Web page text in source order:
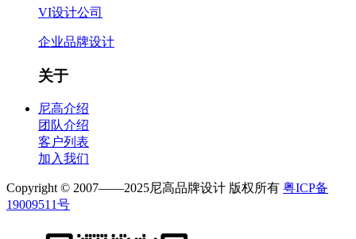
VI设计公司
企业品牌设计
关于
尼高介绍
团队介绍
客户列表
加入我们
Copyright © 2007——2025尼高品牌设计 版权所有 粤ICP备
19009511号